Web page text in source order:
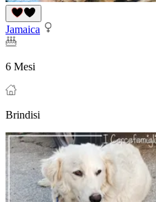
Jamaica
6 Mesi
Brindisi